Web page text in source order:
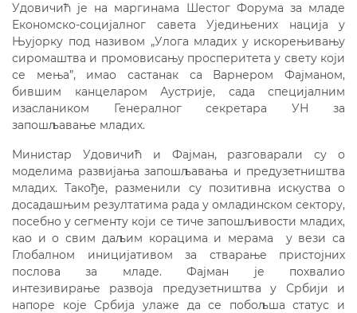
Удовичић је на маргинама Шестог Форумa за младе
Економско-социјалног савета Уједињених нација у
Њујорку под називом „Улога младих у искорењивању
сиромаштва и промовисању просперитета у свету који
се мења”, имао састанак са Варнером Фајманом,
бившим канцеларом Аустрије, сада специјалним
изаслаником Генералног секретара УН за
запошљавање младих.
Министар Удовичић и Фајман, разговарали су о
моделима развијања запошљавања и предузетништва
младих. Такође, разменили су позитивна искуства о
досадашњим резултатима рада у омладинском сектору,
посебно у сегменту који се тиче запошљивости младих,
као и о свим даљим корацима и мерама у вези са
Глобалном иницијативом за стварање пристојних
послова за младе. Фајман је похвалио
интезивирање развоја предузетништва у Србији и
напоре које Србија улаже да се побољша статус и